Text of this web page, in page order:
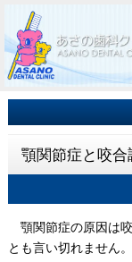
顎関節症と咬合
顎関節症の原因は
とも言い切れません